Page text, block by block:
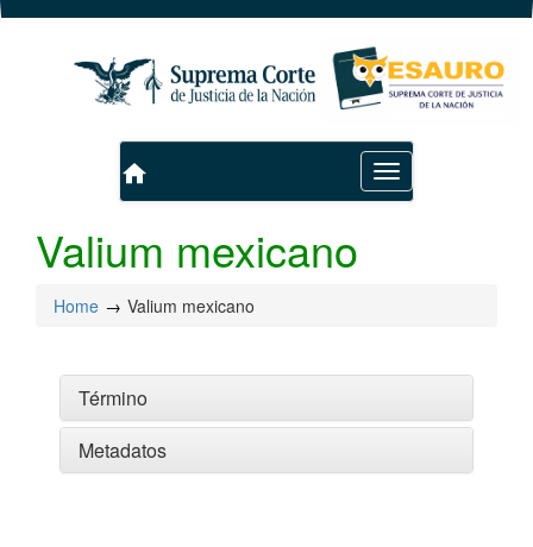
Toggle
navigation
home
Valium mexicano
Home Valium mexicano
Término
Metadatos